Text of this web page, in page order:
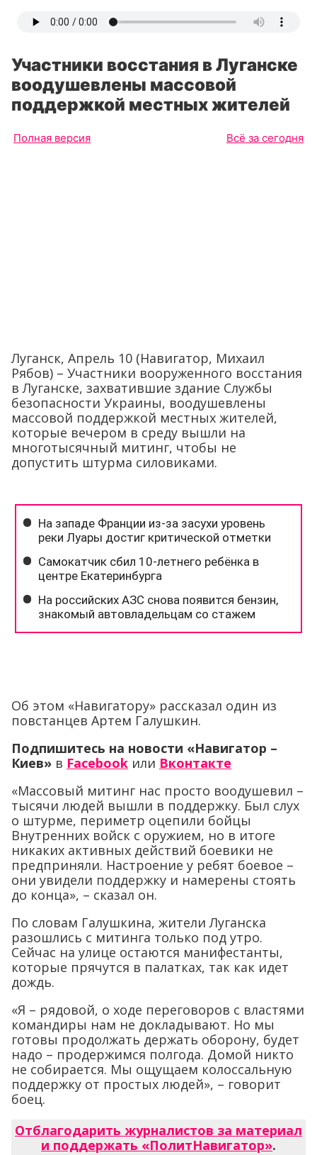
Участники восстания в Луганске
воодушевлены массовой
поддержкой местных жителей
Полная версия Всё за сегодня
Луганск, Апрель 10 (Навигатор, Михаил
Рябов) – Участники вооруженного восстания
в Луганске, захватившие здание Службы
безопасности Украины, воодушевлены
массовой поддержкой местных жителей,
которые вечером в среду вышли на
многотысячный митинг, чтобы не
допустить штурма силовиками.
Об этом «Навигатору» рассказал один из
повстанцев Артем Галушкин.
Подпишитесь на новости «Навигатор –
Киев» в Facebook или Вконтакте
«Массовый митинг нас просто воодушевил –
тысячи людей вышли в поддержку. Был слух
о штурме, периметр оцепили бойцы
Внутренних войск с оружием, но в итоге
никаких активных действий боевики не
предприняли. Настроение у ребят боевое –
они увидели поддержку и намерены стоять
до конца», – сказал он.
По словам Галушкина, жители Луганска
разошлись с митинга только под утро.
Сейчас на улице остаются манифестанты,
которые прячутся в палатках, так как идет
дождь.
«Я – рядовой, о ходе переговоров с властями
командиры нам не докладывают. Но мы
готовы продолжать держать оборону, будет
надо – продержимся полгода. Домой никто
не собирается. Мы ощущаем колоссальную
поддержку от простых людей», – говорит
боец.
Отблагодарить журналистов за материал
и поддержать «ПолитНавигатор».